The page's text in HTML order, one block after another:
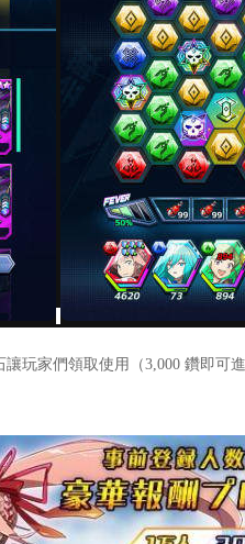
家們領取使用（3,000 鑽即可